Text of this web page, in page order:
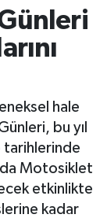
hale
bu yıl
tarihlerinde
Motosiklet
etkinlikte
kadar